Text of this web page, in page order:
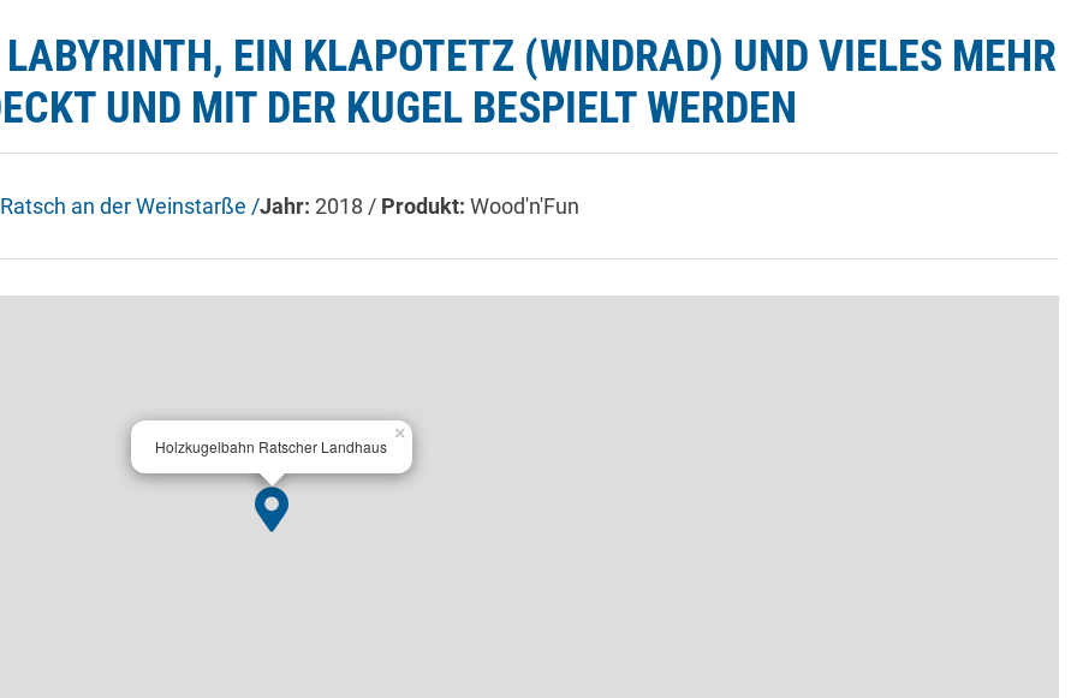
EIN KLAPOTETZ (WINDRAD) UND VIELES MEHR
UND MIT DER KUGEL BESPIELT WERDEN
Ratsch an der Weinstarße /Jahr: 2018 / Produkt: Wood'n'Fun
Holzkugelbahn Ratscher Landhaus
×